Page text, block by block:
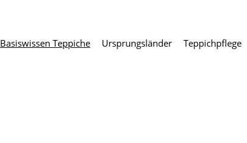
Basiswissen Teppiche Ursprungs­länder Teppich­pflege